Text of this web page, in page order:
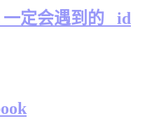
定会遇到的 _id